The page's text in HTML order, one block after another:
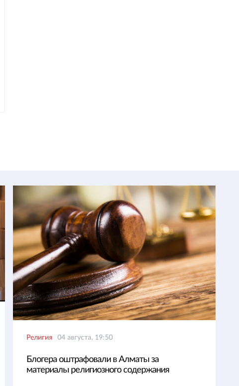
Религия 04 августа, 19:50
Блогера оштрафовали в Алматы за
материалы религиозного содержания